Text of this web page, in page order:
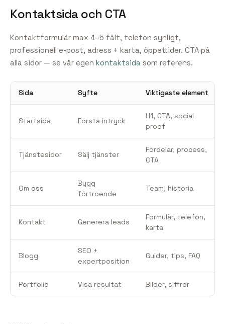
Kontaktsida och CTA
Kontaktformulär max 4–5 fält, telefon synligt,
professionell e-post, adress + karta, öppettider. CTA på
alla sidor — se vår egen kontaktsida som referens.
Sida Syfte Viktigaste element
Startsida Första intryck
H1, CTA, social
proof
Tjänstesidor Sälj tjänster
Fördelar, process,
CTA
Om oss
Bygg
förtroende
Team, historia
Kontakt Generera leads
Formulär, telefon,
karta
Blogg
SEO +
expertposition
Guider, tips, FAQ
Portfolio Visa resultat Bilder, siffror